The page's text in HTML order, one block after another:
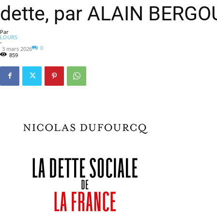
dette, par ALAIN
Par
LOURS
-
3 mars 2026
0
859